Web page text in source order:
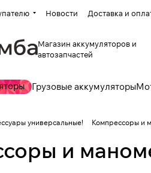
Новости Доставка и
Магазин аккумуляторов и
автозапчастей
Грузовые аккумуляторы
универсальные! Компрессоры и
и Манометры